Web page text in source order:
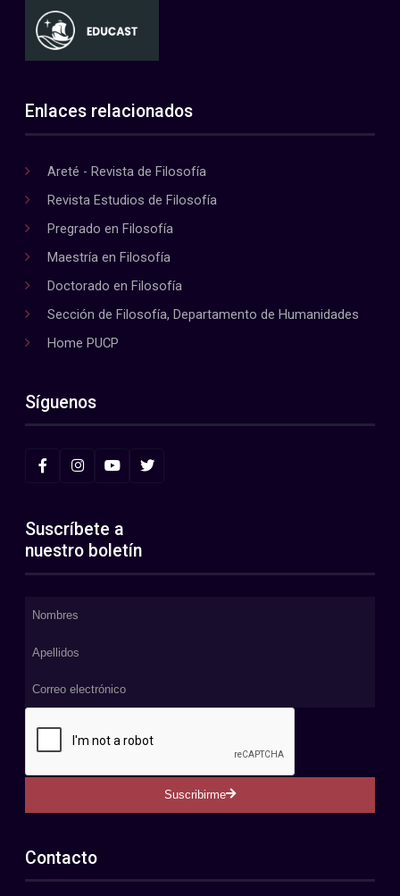
Enlaces relacionados
Areté - Revista de Filosofía
Revista Estudios de Filosofía
Pregrado en Filosofía
Maestría en Filosofía
Doctorado en Filosofía
Sección de Filosofía, Departamento de Humanidades
Home PUCP
Síguenos
Suscríbete a
nuestro boletín
Suscribirme
Contacto